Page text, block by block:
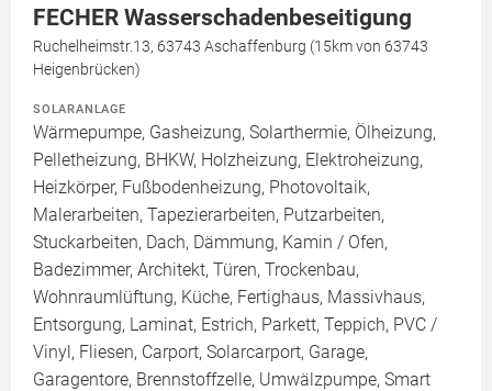
FECHER Wasserschadenbeseitigung
Ruchelheimstr.13, 63743 Aschaffenburg (15km von 63743
Heigenbrücken)
SOLARANLAGE
Wärmepumpe, Gasheizung, Solarthermie, Ölheizung,
Pelletheizung, BHKW, Holzheizung, Elektroheizung,
Heizkörper, Fußbodenheizung, Photovoltaik,
Malerarbeiten, Tapezierarbeiten, Putzarbeiten,
Stuckarbeiten, Dach, Dämmung, Kamin / Ofen,
Badezimmer, Architekt, Türen, Trockenbau,
Wohnraumlüftung, Küche, Fertighaus, Massivhaus,
Entsorgung, Laminat, Estrich, Parkett, Teppich, PVC /
Vinyl, Fliesen, Carport, Solarcarport, Garage,
Garagentore, Brennstoffzelle, Umwälzpumpe, Smart